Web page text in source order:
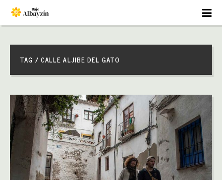
TAG / CALLE ALJIBE DEL GATO